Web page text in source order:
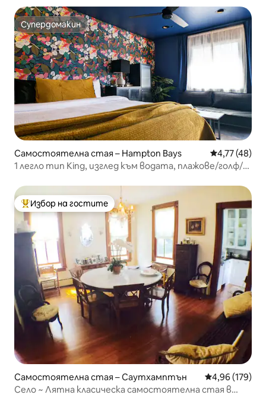
Супердомакин
Супердомакин
Самостоятелна стая – Hampton Bays Средна
4,77 (48)
1 легло тип King, изглед към водата, плажове/голф/
Най-популярен избор на гостите
Избор на гостите
Самостоятелна стая – Саутхамптън Средна
4,96 (179)
Село ~ Лятна класическа самостоятелна стая в